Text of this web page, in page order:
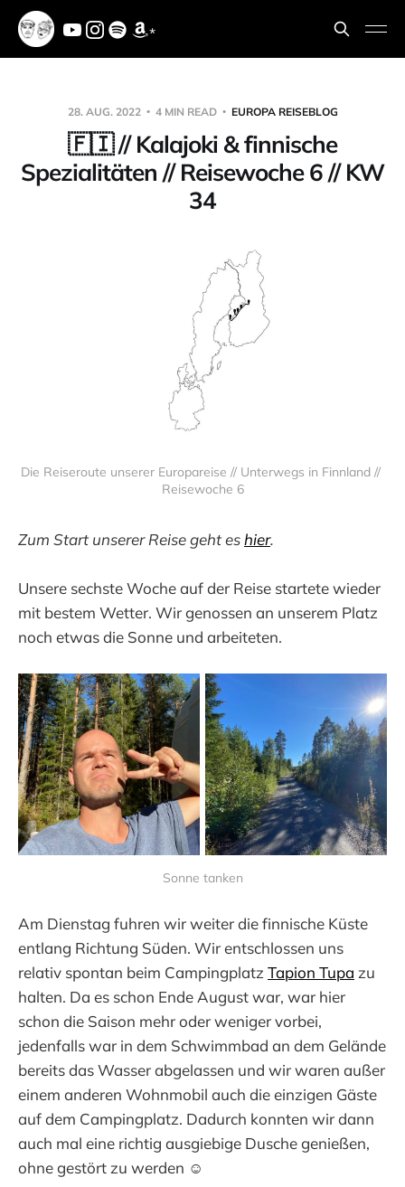
*
28. AUG. 2022 4 MIN READ EUROPA REISEBLOG
🇫🇮 // Kalajoki & finnische
Spezialitäten // Reisewoche 6 // KW
34
Die Reiseroute unserer Europareise // Unterwegs in Finnland //
Reisewoche 6
Zum Start unserer Reise geht eshier.
Unsere sechste Woche auf der Reise startete wieder
mit bestem Wetter. Wir genossen an unserem Platz
noch etwas die Sonne und arbeiteten.
Sonne tanken
Am Dienstag fuhren wir weiter die finnische Küste
entlang Richtung Süden. Wir entschlossen uns
relativ spontan beim Campingplatz Tapion Tupa zu
halten. Da es schon Ende August war, war hier
schon die Saison mehr oder weniger vorbei,
jedenfalls war in dem Schwimmbad an dem Gelände
bereits das Wasser abgelassen und wir waren außer
einem anderen Wohnmobil auch die einzigen Gäste
auf dem Campingplatz. Dadurch konnten wir dann
auch mal eine richtig ausgiebige Dusche genießen,
ohne gestört zu werden ☺️